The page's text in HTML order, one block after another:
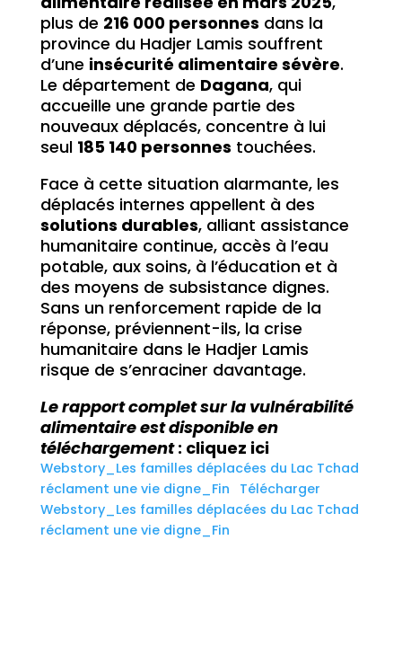
plus de 216 000 personnes dans la
province du Hadjer Lamis souffrent
d’une insécurité alimentaire sévère.
Le département de Dagana, qui
accueille une grande partie des
nouveaux déplacés, concentre à lui
seul 185 140 personnes touchées.
Face à cette situation alarmante, les
déplacés internes appellent à des
solutions durables, alliant assistance
humanitaire continue, accès à l’eau
potable, aux soins, à l’éducation et à
des moyens de subsistance dignes.
Sans un renforcement rapide de la
réponse, préviennent-ils, la crise
humanitaire dans le Hadjer Lamis
risque de s’enraciner davantage.
Le rapport complet sur la vulnérabilité
alimentaire est disponible en
téléchargement: cliquez ici
Webstory_Les familles déplacées du Lac Tchad
réclament une vie digne_Fin
Télécharger
Webstory_Les familles déplacées du Lac Tchad
réclament une vie digne_Fin